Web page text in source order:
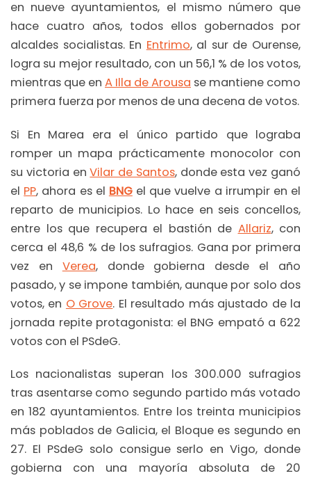
en nueve ayuntamientos, el mismo número que
hace cuatro años, todos ellos gobernados por
alcaldes socialistas. En Entrimo, al sur de Ourense,
logra su mejor resultado, con un 56,1 % de los votos,
mientras que en A Illa de Arousa se mantiene como
primera fuerza por menos de una decena de votos.
Si En Marea era el único partido que lograba
romper un mapa prácticamente monocolor con
su victoria enVilar de Santos, donde esta vez ganó
el PP, ahora es el BNG el que vuelve a irrumpir en el
reparto de municipios. Lo hace en seis concellos,
entre los que recupera el bastión de Allariz, con
cerca el 48,6 % de los sufragios. Gana por primera
vez en Verea, donde gobierna desde el año
pasado, y se impone también, aunque por solo dos
votos, en O Grove. El resultado más ajustado de la
jornada repite protagonista: el BNG empató a 622
votos con el PSdeG.
Los nacionalistas superan los 300.000 sufragios
tras asentarse como segundo partido más votado
en 182 ayuntamientos. Entre los treinta municipios
más poblados de Galicia, el Bloque es segundo en
27. El PSdeG solo consigue serlo en Vigo, donde
gobierna con una mayoría absoluta de 20